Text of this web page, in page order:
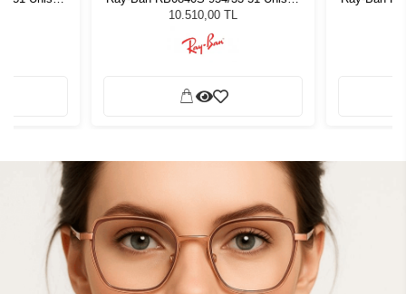
Güneş Gözlüğü
10.510,00 TL